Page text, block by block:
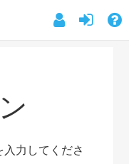
力してくださ